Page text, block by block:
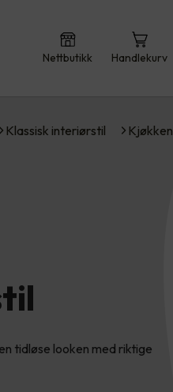
Nettbutikk Handlekurv
Klassisk interiørstil Kjøkken
tidløse looken med riktige